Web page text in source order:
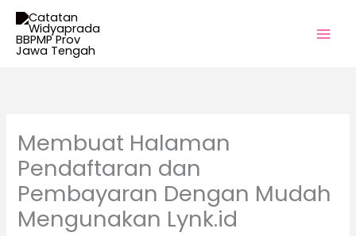
Lewati
konten
Membuat Halaman
Pendaftaran dan
Pembayaran Dengan Mudah
Mengunakan Lynk.id